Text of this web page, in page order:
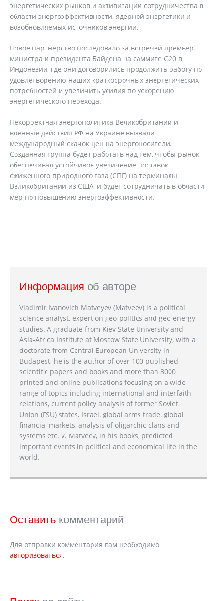
энергетических рынков и активизации сотрудничества в
области энергоэффективности, ядерной энергетики и
возобновляемых источников энергии.
Новое партнерство последовало за встречей премьер-
министра и президента Байдена на саммите G20 в
Индонезии, где они договорились продолжить работу по
удовлетворению наших краткосрочных энергетических
потребностей и увеличить усилия по ускорению
энергетического перехода.
Некорректная энергополитика Великобритании и
военные действия РФ на Украине вызвали
международный скачок цен на энергоносители.
Созданная группа будет работать над тем, чтобы рынок
обеспечивал устойчивое увеличение поставок
сжиженного природного газа (СПГ) на терминалы
Великобритании из США, и будет сотрудничать в области
мер по повышению энергоэффективности.
Информация об авторе
Vladimir Ivanovich Matveyev (Matveev) is a political
science analyst, expert on geo-politics and geo-energy
studies. A graduate from Kiev State University and
Asia-Africa Institute at Moscow State University, with a
doctorate from Central European University in
Budapest, he is the author of over 100 published
scientific papers and books and more than 3000
printed and online publications focusing on a wide
range of topics including international and interfaith
relations, current policy analysis of former Soviet
Union (FSU) states, Israel, global arms trade, global
financial markets, analysis of oligarchic clans and
systems etc. V. Matveev, in his books, predicted
important events in political and economical life in the
world.
Оставить комментарий
Для отправки комментария вам необходимо
авторизоваться.